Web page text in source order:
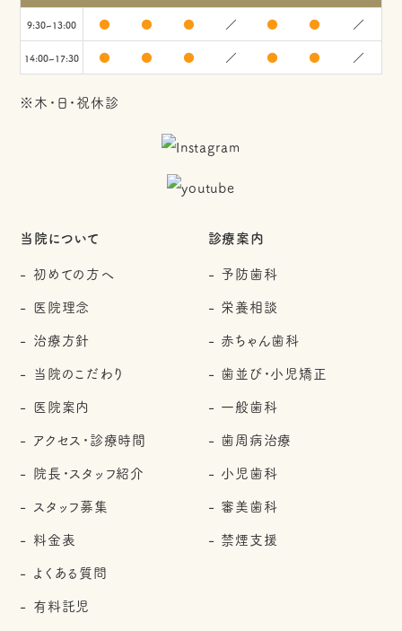
9:30~13:00 ● ● ● ／ ● ● ／
14:00~17:30 ● ● ● ／ ● ● ／
※木・日・祝休診
当院について
初めての方へ
医院理念
治療方針
当院のこだわり
医院案内
アクセス・診療時間
院長・スタッフ紹介
スタッフ募集
料金表
よくある質問
有料託児
診療案内
予防歯科
栄養相談
赤ちゃん歯科
歯並び・小児矯正
一般歯科
歯周病治療
小児歯科
審美歯科
禁煙支援